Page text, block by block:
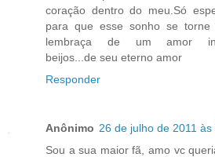
coração dentro do meu.Só
para que esse sonho se
lembraça de um amor
beijos...de seu eterno amor
Responder
Anônimo 26 de julho de 2011 às
Sou a sua maior fã, amo vc